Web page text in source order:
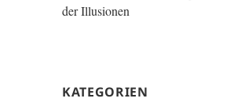
der Illusionen
KATEGORIEN